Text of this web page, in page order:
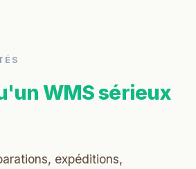
WMS sérieux
expéditions,